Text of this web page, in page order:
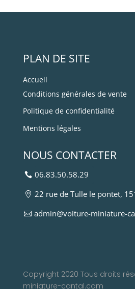
PLAN DE SITE
Accueil
Conditions générales de vente
Politique de confidentialité
Mentions légales
NOUS CONTACTER
06.83.50.58.29
22 rue de Tulle le pontet,
admin@voiture-miniature-
Copyright 2020 Tous droits
miniature-cantal.com